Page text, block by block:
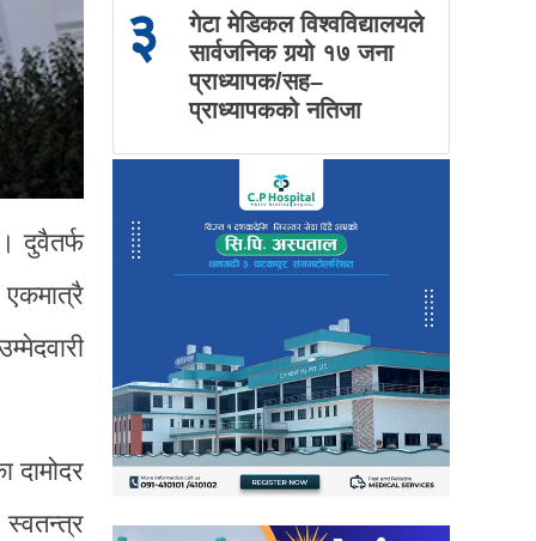
दुवैतर्फ
एकमात्रै
दामोदर
स्वतन्त्र
३
गेटा मेडिकल विश्वविद्यालयले
सार्वजनिक गर्‍यो १७ जना
प्राध्यापक/सह–
प्राध्यापकको नतिजा